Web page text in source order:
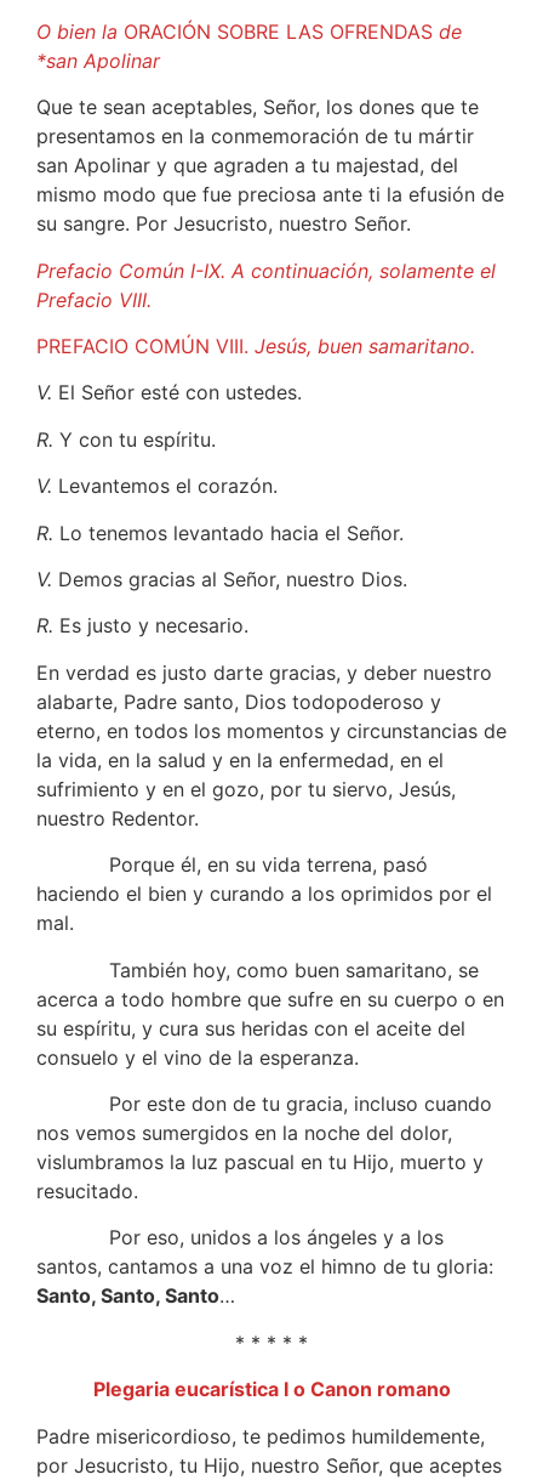
O bien la ORACIÓN SOBRE LAS OFRENDAS de
*san Apolinar
Que te sean aceptables, Señor, los dones que te
presentamos en la conmemoración de tu mártir
san Apolinar y que agraden a tu majestad, del
mismo modo que fue preciosa ante ti la efusión de
su sangre. Por Jesucristo, nuestro Señor.
Prefacio Común I-IX. A continuación, solamente el
Prefacio VIII.
PREFACIO COMÚN VIII. Jesús, buen samaritano.
V. El Señor esté con ustedes.
R. Y con tu espíritu.
V. Levantemos el corazón.
R. Lo tenemos levantado hacia el Señor.
V. Demos gracias al Señor, nuestro Dios.
R. Es justo y necesario.
En verdad es justo darte gracias, y deber nuestro
alabarte, Padre santo, Dios todopoderoso y
eterno, en todos los momentos y circunstancias de
la vida, en la salud y en la enfermedad, en el
sufrimiento y en el gozo, por tu siervo, Jesús,
nuestro Redentor.
Porque él, en su vida terrena, pasó
haciendo el bien y curando a los oprimidos por el
mal.
También hoy, como buen samaritano, se
acerca a todo hombre que sufre en su cuerpo o en
su espíritu, y cura sus heridas con el aceite del
consuelo y el vino de la esperanza.
Por este don de tu gracia, incluso cuando
nos vemos sumergidos en la noche del dolor,
vislumbramos la luz pascual en tu Hijo, muerto y
resucitado.
Por eso, unidos a los ángeles y a los
santos, cantamos a una voz el himno de tu gloria:
Santo, Santo, Santo…
* * * * *
Plegaria eucarística I o Canon romano
Padre misericordioso, te pedimos humildemente,
por Jesucristo, tu Hijo, nuestro Señor, que aceptes